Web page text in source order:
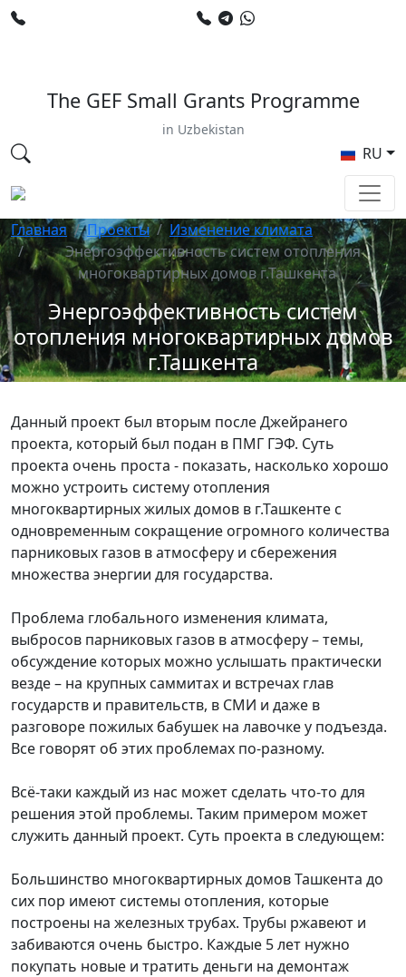
The GEF Small Grants Programme
in Uzbekistan
RU
Главная Проекты
Изменение климата
Энергоэффективность систем отопления
многоквартирных домов г.Ташкента
Энергоэффективность систем
отопления многоквартирных домов
г.Ташкента
Данный проект был вторым после Джейранего
проекта, который был подан в ПМГ ГЭФ. Суть
проекта очень проста - показать, насколько хорошо
можно устроить систему отопления
многоквартирных жилых домов в г.Ташкенте с
одновременным сокращение огромного количества
парниковых газов в атмосферу и сбережения
множества энергии для государства.
Проблема глобального изменения климата,
выбросов парниковых газов в атмосферу – темы,
обсуждение которых можно услышать практически
везде – на крупных саммитах и встречах глав
государств и правительств, в СМИ и даже в
разговоре пожилых бабушек на лавочке у подъезда.
Все говорят об этих проблемах по-разному.
Всё-таки каждый из нас может сделать что-то для
решения этой проблемы. Таким примером может
служить данный проект. Суть проекта в следующем:
Большинство многоквартирных домов Ташкента до
сих пор имеют системы отопления, которые
построены на железных трубах. Трубы ржавеют и
забиваются очень быстро. Каждые 5 лет нужно
покупать новые и тратить деньги на демонтаж